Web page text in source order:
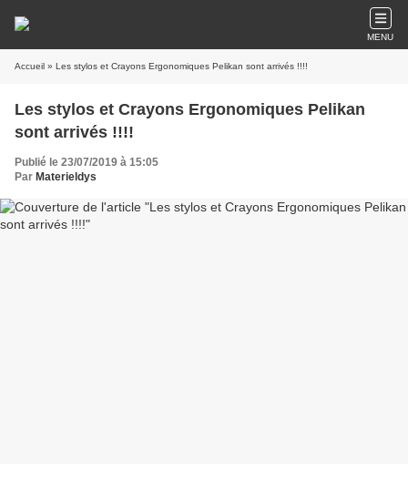
MENU
Accueil » Les stylos et Crayons Ergonomiques Pelikan sont arrivés !!!!
Les stylos et Crayons Ergonomiques Pelikan
sont arrivés !!!!
Publié le 23/07/2019 à 15:05
Par Materieldys